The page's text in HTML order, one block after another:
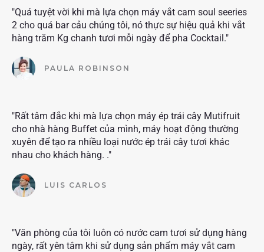
"Quá tuyệt vời khi mà lựa chọn máy vắt cam soul seeries
2 cho quá bar cảu chúng tôi, nó thực sự hiệu quả khi vắt
hàng trăm Kg chanh tươi mỗi ngày để pha Cocktail."
PAULA ROBINSON
"Rất tâm đắc khi mà lựa chọn máy ép trái cây Mutifruit
cho nhà hàng Buffet của mình, máy hoạt động thường
xuyên để tạo ra nhiều loại nước ép trái cây tươi khác
nhau cho khách hàng. ."
LUIS CARLOS
"Văn phòng của tôi luôn có nước cam tươi sử dụng hàng
ngày, rất yên tâm khi sử dụng sản phẩm máy vắt cam